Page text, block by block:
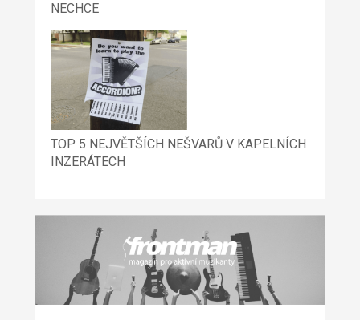
NECHCE
TOP 5 NEJVĚTŠÍCH NEŠVARŮ V KAPELNÍCH
INZERÁTECH